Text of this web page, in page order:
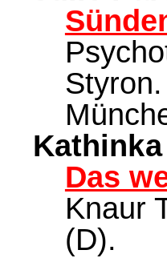
Das
Knaur
(D).